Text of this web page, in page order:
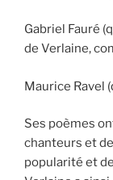
Gabriel Fauré
de Verlaine,
Maurice Ravel
Ses poèmes
chanteurs et
popularité et